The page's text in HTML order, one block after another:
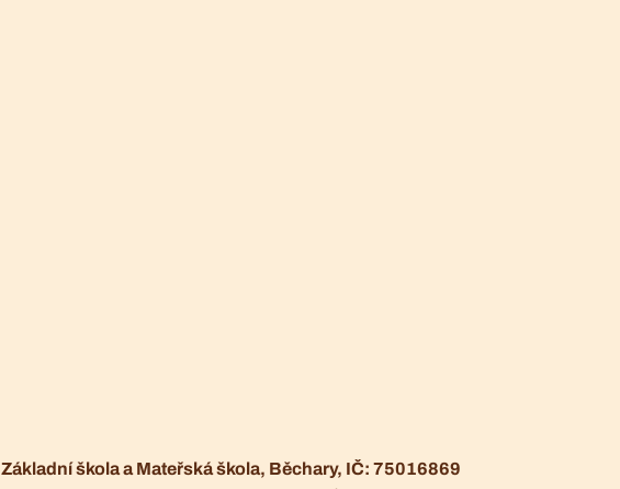
Základní škola a Mateřská škola, Běchary, IČ: 75016869